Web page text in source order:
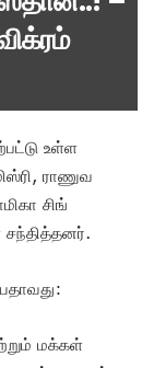
உள்ள
ராணுவ
சிங்
மக்கள்